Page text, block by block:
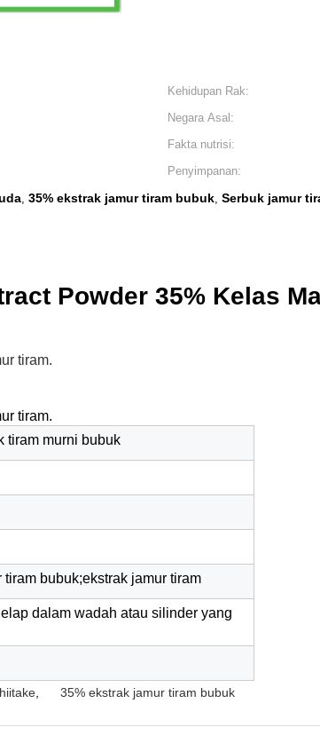
Kehidupan Rak:
Negara Asal:
Fakta nutrisi:
Penyimpanan:
, 35% ekstrak jamur tiram bubuk, Serbuk jamur
Powder 35% Kelas
tiram.
tiram.
tiram murni bubuk
bubuk;ekstrak jamur tiram
dalam wadah atau silinder yang
35% ekstrak jamur tiram bubuk